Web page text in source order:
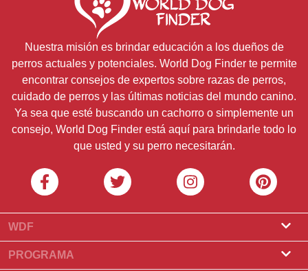
Nuestra misión es brindar educación a los dueños de
perros actuales y potenciales. World Dog Finder te permite
encontrar consejos de expertos sobre razas de perros,
cuidado de perros y las últimas noticias del mundo canino.
Ya sea que esté buscando un cachorro o simplemente un
consejo, World Dog Finder está aquí para brindarle todo lo
que usted y su perro necesitarán.
WDF
Sobre nosotros
PROGRAMA